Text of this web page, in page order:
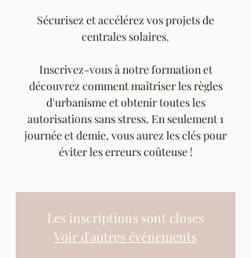
Sécurisez et accélérez vos projets de
centrales solaires.
Inscrivez-vous à notre formation et
découvrez comment maîtriser les règles
d'urbanisme et obtenir toutes les
autorisations sans stress. En seulement 1
journée et demie, vous aurez les clés pour
éviter les erreurs coûteuse !
Les inscriptions sont closes
Voir d'autres événements